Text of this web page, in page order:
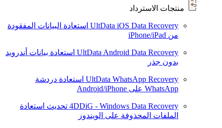
منتجات الاسترداد
UltData iOS Data Recovery استعادة البيانات المفقودة
من iPhone/iPad
UltData Android Data Recovery استعادة بيانات أندرويد
بدون جذر
UltData WhatsApp Recovery استعادة دردشة
WhatsApp على Android/iPhone
4DDiG - Windows Data Recovery تحديث استعادة
الملفات المحذوفة على الويندوز